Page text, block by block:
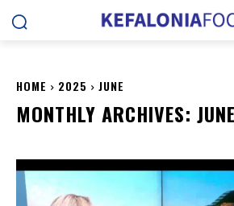
HOME 2025 JUNE
MONTHLY ARCHIVES: